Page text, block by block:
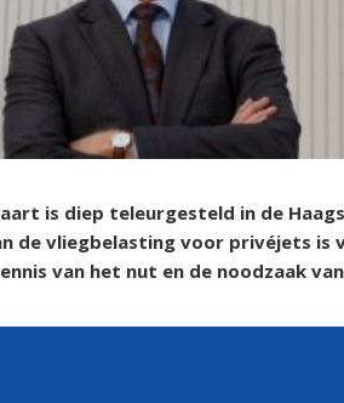
is diep teleurgesteld in de
de vliegbelasting voor privéjets is
van het nut en de noodzaak